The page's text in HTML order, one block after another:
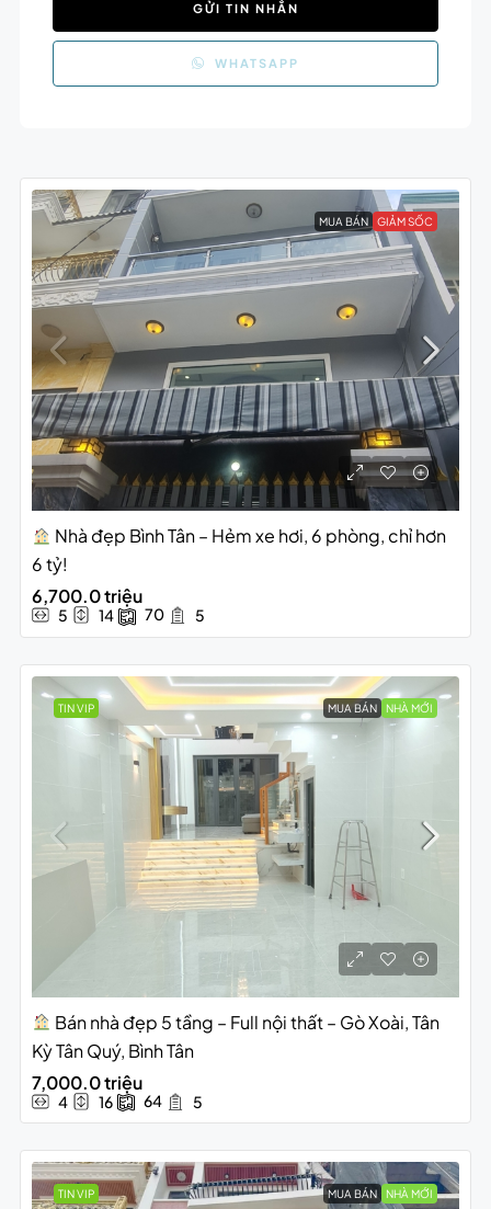
GỬI TIN NHẮN
WHATSAPP
MUA BÁN GIẢM SỐC
Nhà đẹp Bình Tân – Hẻm xe hơi, 6 phòng, chỉ hơn
6 tỷ!
6,700.0 triệu
5 14 70 5
TIN VIP MUA BÁN NHÀ MỚI
Bán nhà đẹp 5 tầng – Full nội thất – Gò Xoài, Tân
Kỳ Tân Quý, Bình Tân
7,000.0 triệu
4 16 64 5
TIN VIP MUA BÁN NHÀ MỚI